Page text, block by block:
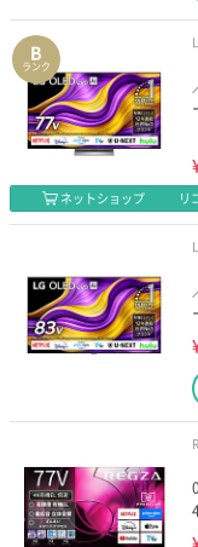
B
ランク
ネットショップ
リ